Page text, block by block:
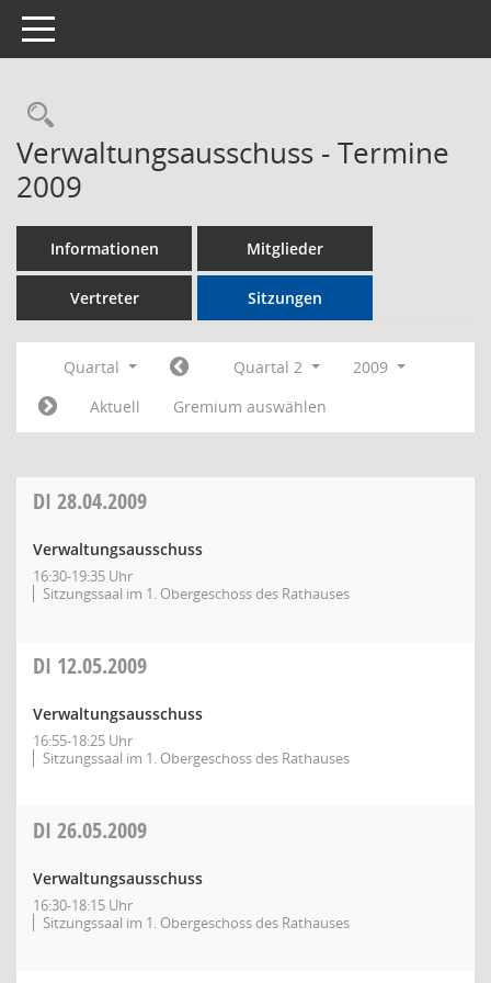
Toggle navigation
Rechercheauswahl
Verwaltungsausschuss - Termine
2009
Informationen Mitglieder
Vertreter Sitzungen
Quartal Quartal 2
2009
Aktuell
Gremium auswählen
DI 28.04.2009
Verwaltungsausschuss
16:30-19:35 Uhr
Sitzungssaal im 1. Obergeschoss des Rathauses
DI 12.05.2009
Verwaltungsausschuss
16:55-18:25 Uhr
Sitzungssaal im 1. Obergeschoss des Rathauses
DI 26.05.2009
Verwaltungsausschuss
16:30-18:15 Uhr
Sitzungssaal im 1. Obergeschoss des Rathauses